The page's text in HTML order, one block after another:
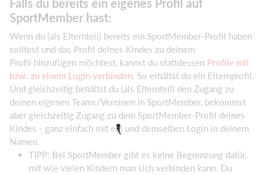
Falls du bereits ein eigenes Profil auf
SportMember hast:
Wenn du (als Elternteil) bereits ein SportMember-Profil haben
solltest und das Profil deines Kindes zu deinem
Profil hinzufügen möchtest, kannst du stattdessen Profile mit
bzw. zu einem Login verbinden. So erhältst du ein Elternprofil.
Und gleichzeitig behältst du (als Elternteil) den Zugang zu
deinen eigenen Teams/Vereinen in SportMember, bekommst
aber gleichzeitig Zugang zu dem SportMember-Profil deines
Kindes - ganz einfach mit ein und demselben Login in deinem
Namen.
TIPP: Bei SportMember gibt es keine Begrenzung dafür,
mit wie vielen Kindern man sich verbinden kann. Du